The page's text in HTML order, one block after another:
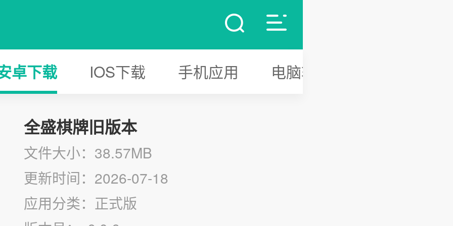
卓下载 IOS下载 手机应用 电脑软件
全盛棋牌旧版本
文件大小：38.57MB
更新时间：2026-07-18
应用分类：正式版